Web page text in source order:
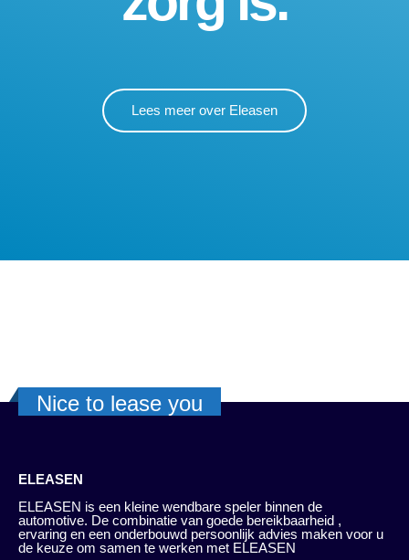
Lees meer over Eleasen
Nice to lease you
ELEASEN
ELEASEN is een kleine wendbare speler binnen de
automotive. De combinatie van goede bereikbaarheid ,
ervaring en een onderbouwd persoonlijk advies maken voor u
de keuze om samen te werken met ELEASEN